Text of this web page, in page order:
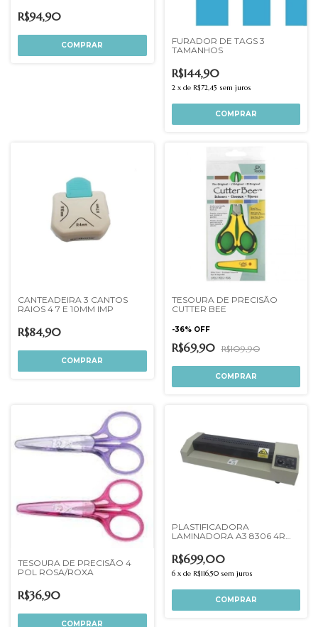
R$94,90
FURADOR DE TAGS 3
TAMANHOS
R$144,90
2 x de R$72,45 sem juros
CANTEADEIRA 3 CANTOS
RAIOS 4 7 E 10MM IMP
R$84,90
TESOURA DE PRECISÃO
CUTTER BEE
-36% OFF
R$69,90 R$109,90
TESOURA DE PRECISÃO 4
POL ROSA/ROXA
R$36,90
PLASTIFICADORA
LAMINADORA A3 8306 4R
R$699,00
6 x de R$116,50 sem juros